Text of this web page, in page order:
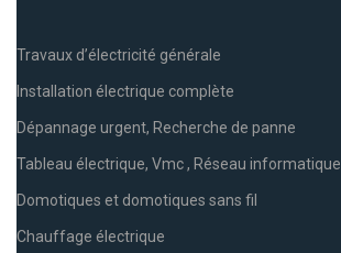
Travaux d’électricité générale
Installation électrique complète
Dépannage urgent, Recherche de panne
Tableau électrique, Vmc , Réseau informatique
Domotiques et domotiques sans fil
Chauffage électrique